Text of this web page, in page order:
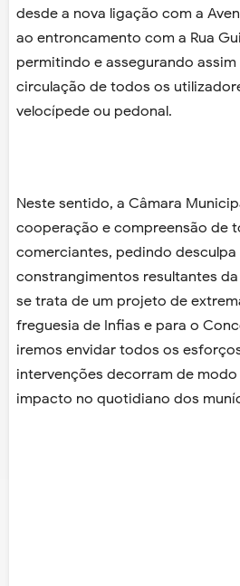
desde a nova ligação com a
ao entroncamento com a Rua
permitindo e assegurando
circulação de todos os
velocípede ou pedonal.
Neste sentido, a Câmara
cooperação e compreensão de
comerciantes, pedindo
constrangimentos resultantes
se trata de um projeto de
freguesia de Infias e para o
iremos envidar todos os
intervenções decorram de
impacto no quotidiano dos